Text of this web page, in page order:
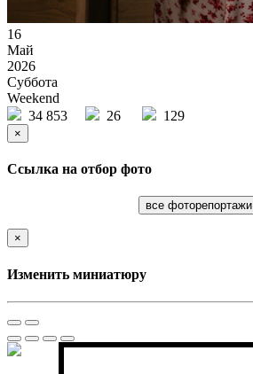
16
Май
2026
Суббота
Weekend
34 853
26 129
×
Ссылка на отбор фото
все фоторепортажи
×
Изменить миниатюру